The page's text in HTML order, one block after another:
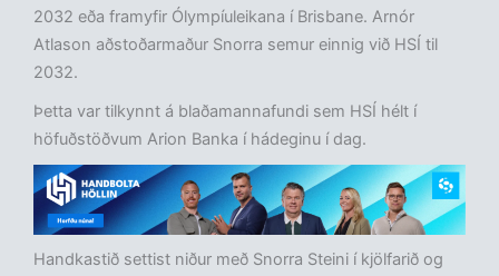
2032 eða framyfir Ólympíuleikana í Brisbane. Arnór
Atlason aðstoðarmaður Snorra semur einnig við HSÍ til
2032.
Þetta var tilkynnt á blaðamannafundi sem HSÍ hélt í
höfuðstöðvum Arion Banka í hádeginu í dag.
Handkastið settist niður með Snorra Steini í kjölfarið og